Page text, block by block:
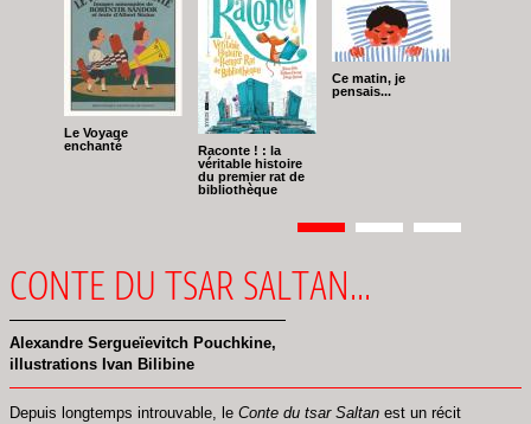
Le Voyage
enchanté
Raconte ! : la
véritable histoire
du premier rat de
bibliothèque
Ce matin, je
pensais...
Pagination
Page
1 Page
2 Page
3
CONTE DU TSAR SALTAN...
Alexandre Sergueïevitch Pouchkine,
illustrations Ivan Bilibine
Depuis longtemps introuvable, le Conte du tsar Saltan est un récit